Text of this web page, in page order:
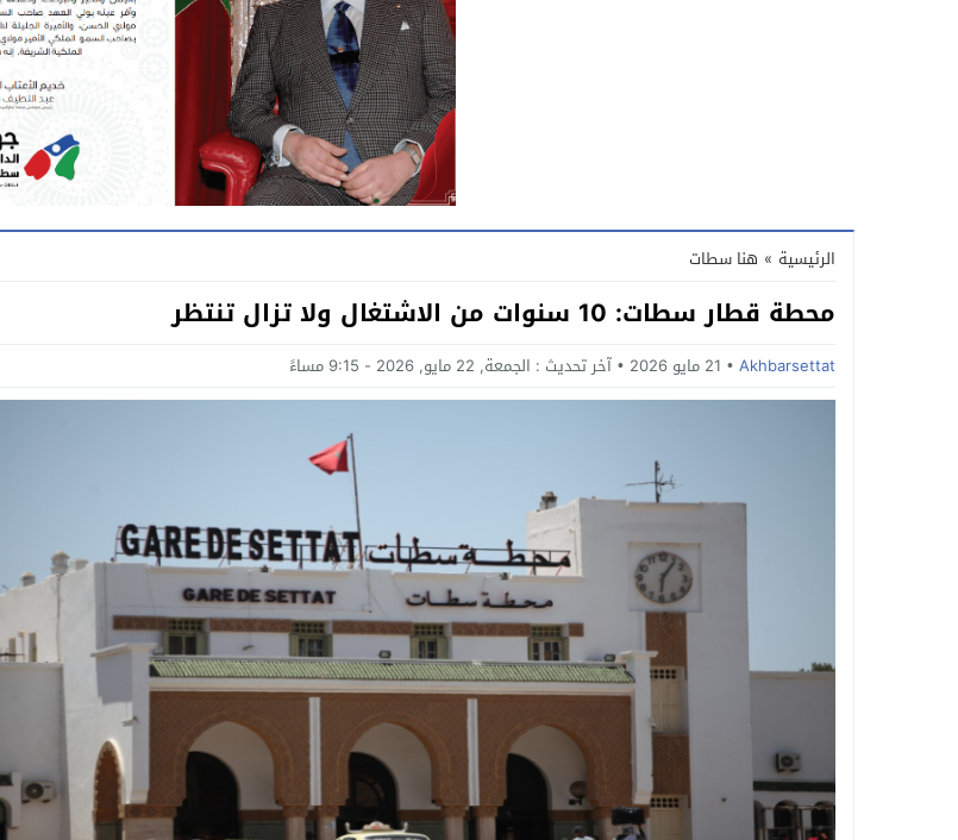
الرئيسية » هنا سطات
محطة قطار سطات: 10 سنوات من الاشتغال ولا تزال تنتظر
Akhbarsettat 21 مايو 2026 آخر تحديث : الجمعة, 22 مايو, 2026 - 9:15 مساءً